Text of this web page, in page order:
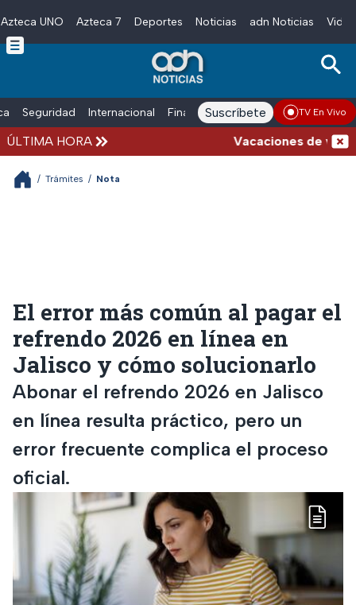
Skip to main content
Azteca UNO Azteca 7 Deportes Noticias adn Noticias
Seguridad Internacional Finanzas adn Noticias Radio
Suscríbete TV En Vivo
ÚLTIMA HORA Vacaciones de
/ Trámites / Nota
El error más común al pagar el
refrendo 2026 en línea en
Jalisco y cómo solucionarlo
Abonar el refrendo 2026 en Jalisco
en línea resulta práctico, pero un
error frecuente complica el proceso
oficial.